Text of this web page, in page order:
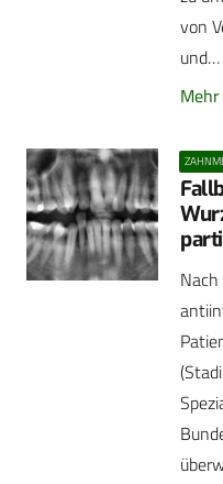
von
und…
Mehr